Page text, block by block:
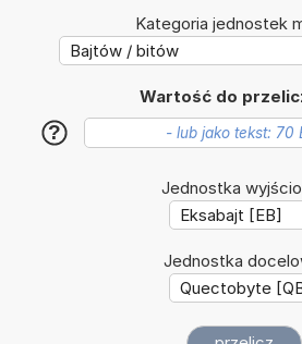
Kategoria jednostek
Wartość do
?
Jednostka
Jednostka